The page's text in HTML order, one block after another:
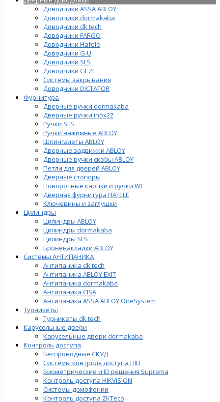
Доводчики ASSA ABLOY
Доводчики dormakaba
Доводчики dk tech
Доводчики FARGO
Доводчики Hafele
Доводчики G-U
Доводчики SLS
Доводчики GEZE
Cистемы закрывания
Доводчики DICTATOR
Фурнитура
Дверные ручки dormakaba
Дверные ручки inox22
Ручки SLS
Ручки нажимные ABLOY
Шпингалеты ABLOY
Дверные задвижки ABLOY
Дверные ручки скобы ABLOY
Петли для дверей ABLOY
Дверные стопоры
Поворотные кнопки и ручки WC
Дверная фурнитура HAFELE
Ключевины и заглушки
Цилиндры
Цилиндры ABLOY
Цилиндры dormakaba
Цилиндры SLS
Броненакладки ABLOY
Системы АНТИПАНИКА
Антипаника dk tech
Антипаника ABLOY EXIT
Антипаника dormakaba
Антипаника СISA
Антипаника ASSA ABLOY OneSystem
Турникеты
Турникеты dk tech
Карусельные двери
Карусельные двери dormakaba
Контроль доступа
Беспроводные СКУД
Системы контроля доступа HID
Биометрические и ID решения Suprema
Контроль доступа HIKVISION
Системы домофонии
Контроль доступа ZKTeco